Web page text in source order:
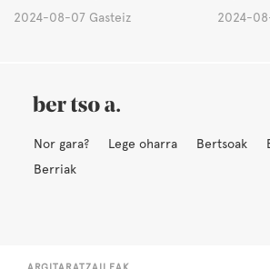
2024-08-07 Gasteiz 2024-
Nor gara? Lege oharra Bertsoak
Berriak